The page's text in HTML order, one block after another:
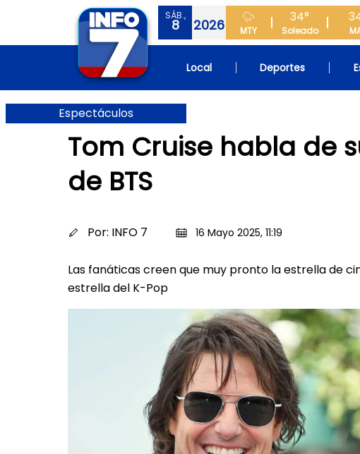
SÁB.,
8 2026 MTY
34°
Soleado
Local Deportes
Espectáculos
Tom Cruise habla de
de BTS
Por: INFO 7 16 Mayo 2025, 11:19
Las fanáticas creen que muy pronto la estrella de
estrella del K-Pop